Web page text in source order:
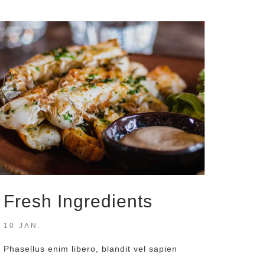
Fresh Ingredients
10 JAN.
Phasellus enim libero, blandit vel sapien